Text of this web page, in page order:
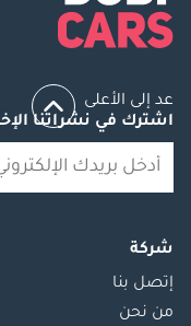
عد إلى الأعلى
اشترك في نشراتنا
شركة
إتصل بنا
من نحن